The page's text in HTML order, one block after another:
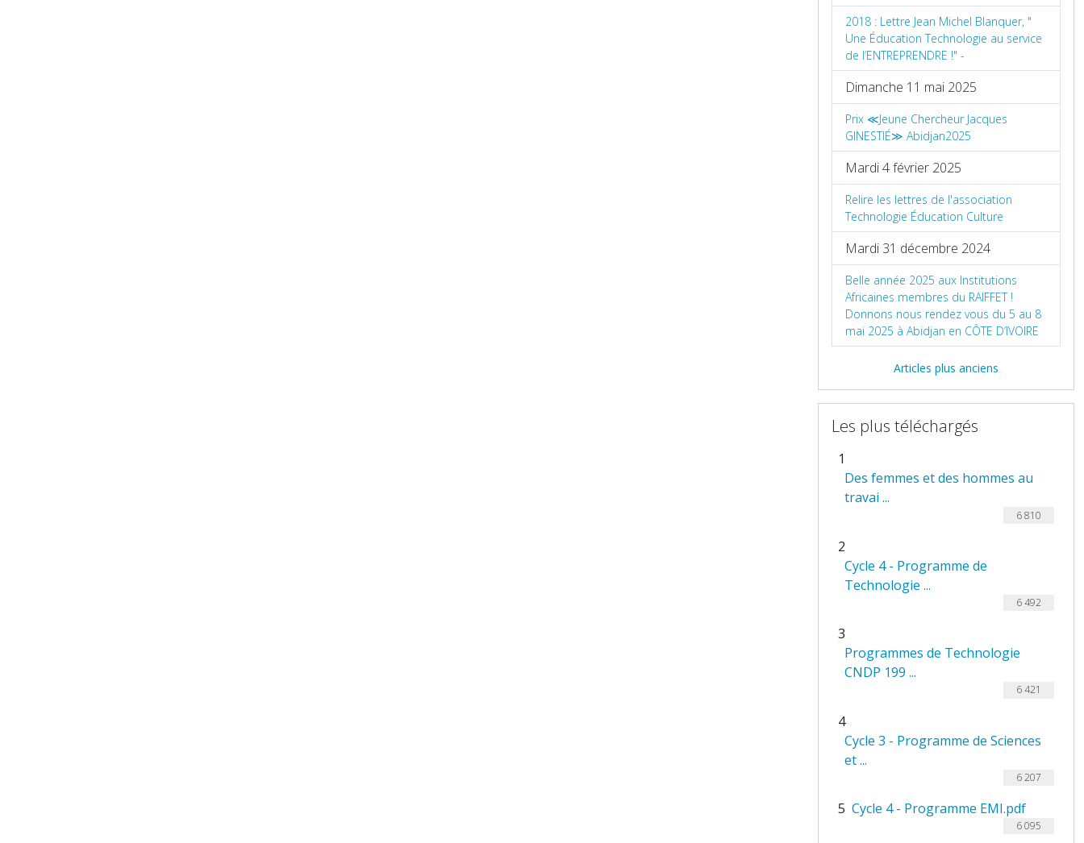
2018 : Lettre Jean Michel Blanquer, "
Une Éducation Technologie au service
de l’ENTREPRENDRE !" -
Dimanche 11 mai 2025
Prix ≪Jeune Chercheur Jacques
GINESTIÉ≫ Abidjan2025
Mardi 4 février 2025
Relire les lettres de l'association
Technologie Éducation Culture
Mardi 31 décembre 2024
Belle année 2025 aux Institutions
Africaines membres du RAIFFET !
Donnons nous rendez vous du 5 au 8
mai 2025 à Abidjan en CÔTE D’IVOIRE
Articles plus anciens
Les plus téléchargés
1
Des femmes et des hommes au
travai ...
6 810
2
Cycle 4 - Programme de
Technologie ...
6 492
3
Programmes de Technologie
CNDP 199 ...
6 421
4
Cycle 3 - Programme de Sciences
et ...
6 207
5 Cycle 4 - Programme EMI.pdf
6 095